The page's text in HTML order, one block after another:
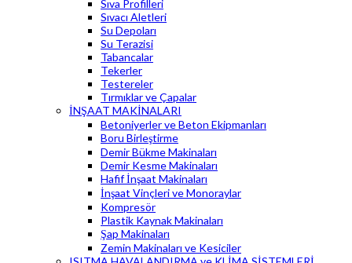
Sıva Profilleri
Sıvacı Aletleri
Su Depoları
Su Terazisi
Tabancalar
Tekerler
Testereler
Tırmıklar ve Çapalar
İNŞAAT MAKİNALARI
Betoniyerler ve Beton Ekipmanları
Boru Birleştirme
Demir Bükme Makinaları
Demir Kesme Makinaları
Hafif İnşaat Makinaları
İnşaat Vinçleri ve Monoraylar
Kompresör
Plastik Kaynak Makinaları
Şap Makinaları
Zemin Makinaları ve Kesiciler